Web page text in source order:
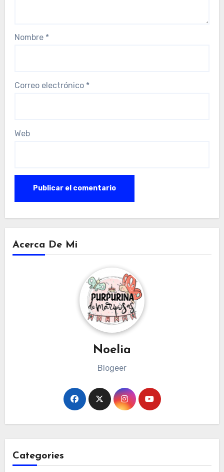
Nombre *
Correo electrónico *
Web
Acerca De Mi
Noelia
Blogeer
Categories